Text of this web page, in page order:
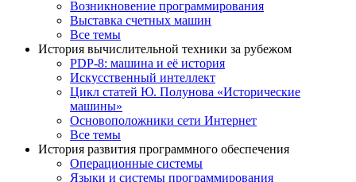
Возникновение программирования
Выставка счетных машин
Все темы
История вычислительной техники за рубежом
PDP-8: машина и её история
Искусственный интеллект
Цикл статей Ю. Полунова «Исторические
машины»
Основоположники сети Интернет
Все темы
История развития программного обеспечения
Операционные системы
Языки и системы программирования